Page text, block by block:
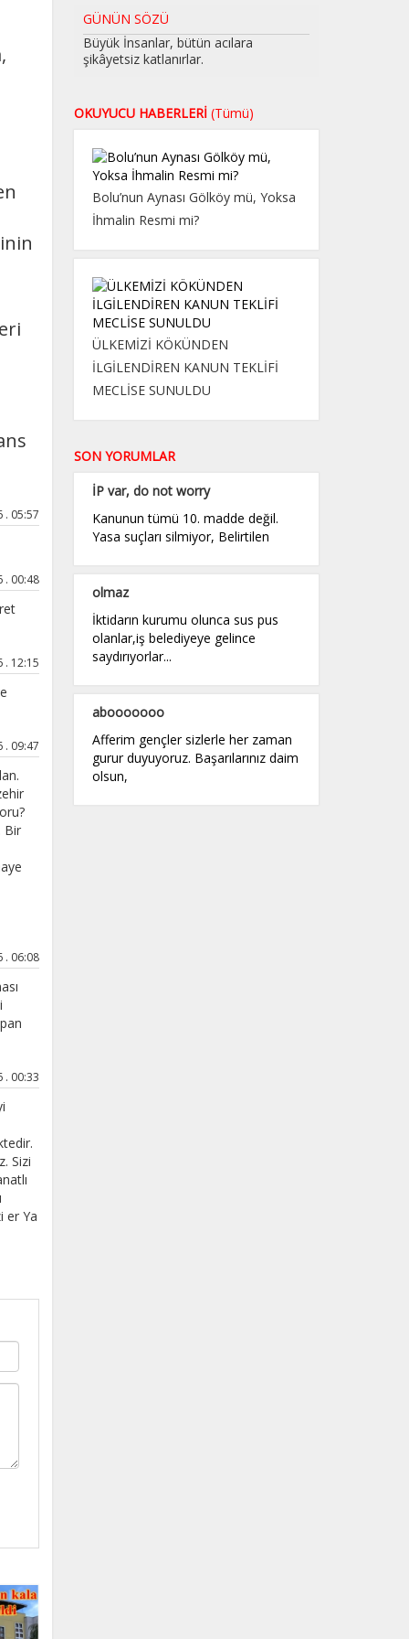
. 05:57
. 00:48
. 12:15
. 09:47
Bir
. 06:08
. 00:33
Sizi
er Ya
GÜNÜN SÖZÜ
Büyük İnsanlar, bütün acılara
şikâyetsiz katlanırlar.
OKUYUCU HABERLERİ (Tümü)
Bolu’nun Aynası Gölköy mü, Yoksa
İhmalin Resmi mi?
ÜLKEMİZİ KÖKÜNDEN
İLGİLENDİREN KANUN TEKLİFİ
MECLİSE SUNULDU
SON YORUMLAR
İP var, do not worry
Kanunun tümü 10. madde değil.
Yasa suçları silmiyor, Belirtilen
olmaz
İktidarın kurumu olunca sus pus
olanlar,iş belediyeye gelince
saydırıyorlar...
abooooooo
Afferim gençler sizlerle her zaman
gurur duyuyoruz. Başarılarınız daim
olsun,